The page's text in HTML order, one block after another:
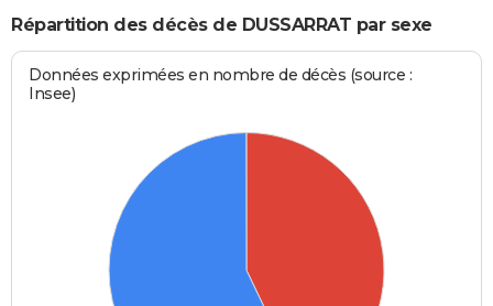
Répartition des décès de DUSSARRAT par sexe
Données exprimées en nombre de décès (source :
Insee)